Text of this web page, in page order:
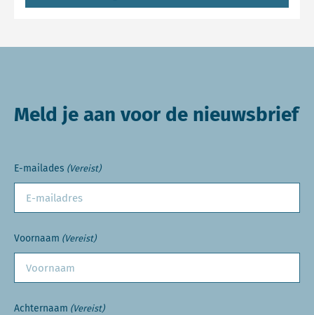
Meld je aan voor de nieuwsbrief
E-mailades (Vereist)
Voornaam (Vereist)
Achternaam (Vereist)